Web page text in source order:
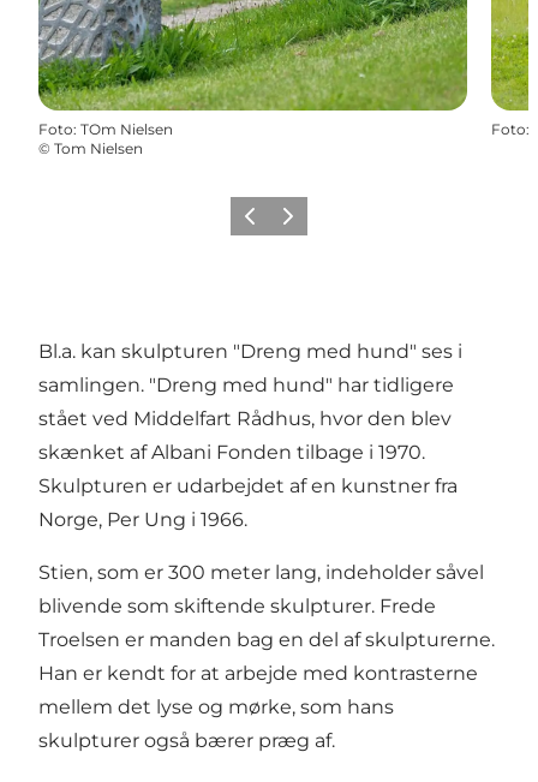
Foto: TOm Nielsen
© Tom Nielsen
Foto:
ForrigeNæste
Bl.a. kan skulpturen "Dreng med hund" ses i
samlingen. "Dreng med hund" har tidligere
stået ved Middelfart Rådhus, hvor den blev
skænket af Albani Fonden tilbage i 1970.
Skulpturen er udarbejdet af en kunstner fra
Norge, Per Ung i 1966.
Stien, som er 300 meter lang, indeholder såvel
blivende som skiftende skulpturer. Frede
Troelsen er manden bag en del af skulpturerne.
Han er kendt for at arbejde med kontrasterne
mellem det lyse og mørke, som hans
skulpturer også bærer præg af.